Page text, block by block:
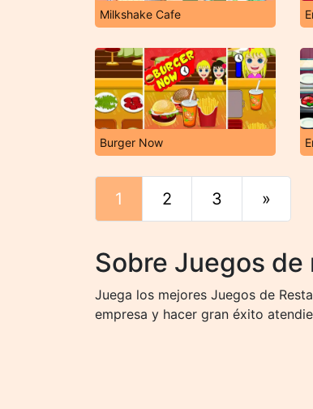
Milkshake Cafe
Burger Now
1 2 3 »
Sobre Juegos
Juega los mejores Juegos de
empresa y hacer gran éxito